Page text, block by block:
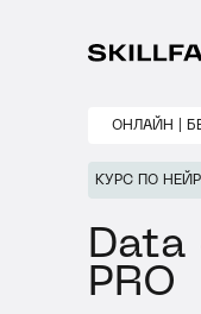
ОНЛАЙН |
PRO
КУРС ПО